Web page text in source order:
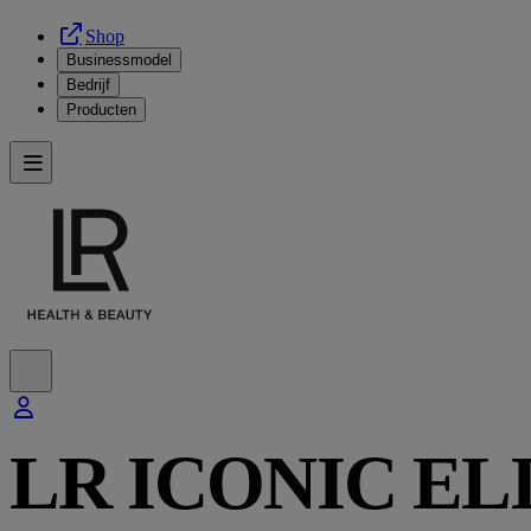
Shop
Businessmodel
Bedrijf
Producten
LR ICONIC